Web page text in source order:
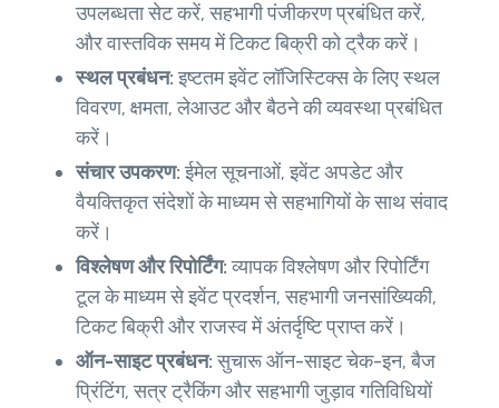
उपलब्धता सेट करें, सहभागी पंजीकरण प्रबंधित करें,
और वास्तविक समय में टिकट बिक्री को ट्रैक करें।
स्थल प्रबंधन:इष्टतम इवेंट लॉजिस्टिक्स के लिए स्थल
विवरण, क्षमता, लेआउट और बैठने की व्यवस्था प्रबंधित
करें।
संचार उपकरण:ईमेल सूचनाओं, इवेंट अपडेट और
वैयक्तिकृत संदेशों के माध्यम से सहभागियों के साथ संवाद
करें।
विश्लेषण और रिपोर्टिंग:व्यापक विश्लेषण और रिपोर्टिंग
टूल के माध्यम से इवेंट प्रदर्शन, सहभागी जनसांख्यिकी,
टिकट बिक्री और राजस्व में अंतर्दृष्टि प्राप्त करें।
ऑन-साइट प्रबंधन:सुचारू ऑन-साइट चेक-इन, बैज
प्रिंटिंग, सत्र ट्रैकिंग और सहभागी जुड़ाव गतिविधियों